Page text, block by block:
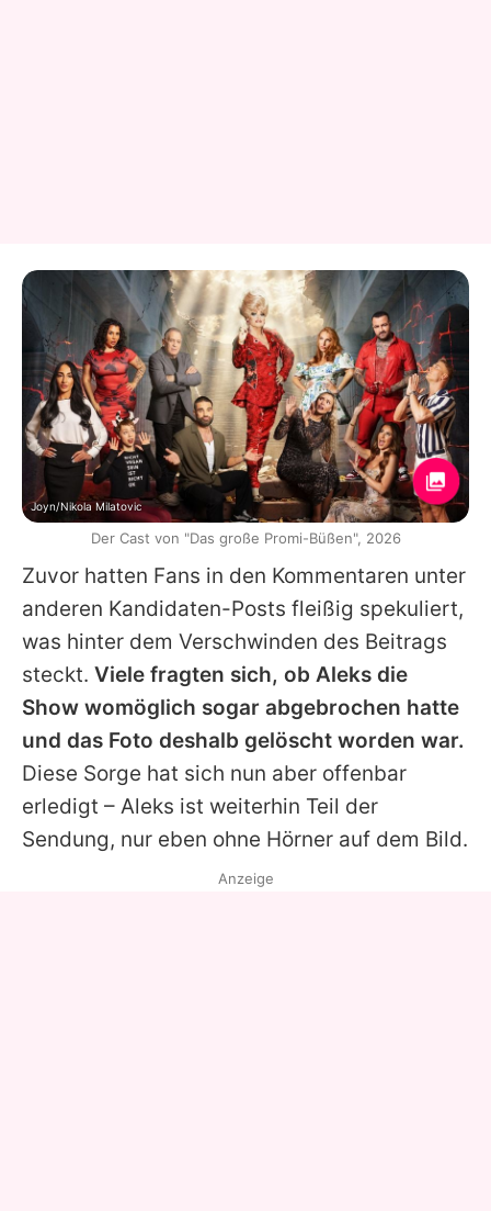
Zuvor hatten Fans in den Kommentaren unter
anderen Kandidaten-Posts fleißig spekuliert,
was hinter dem Verschwinden des Beitrags
steckt. Viele fragten sich, ob Aleks die
Show womöglich sogar abgebrochen hatte
und das Foto deshalb gelöscht worden war.
Diese Sorge hat sich nun aber offenbar
erledigt – Aleks ist weiterhin Teil der
Sendung, nur eben ohne Hörner auf dem Bild.
Joyn/Nikola Milatovic
Der Cast von "Das große Promi-Büßen", 2026
Anzeige